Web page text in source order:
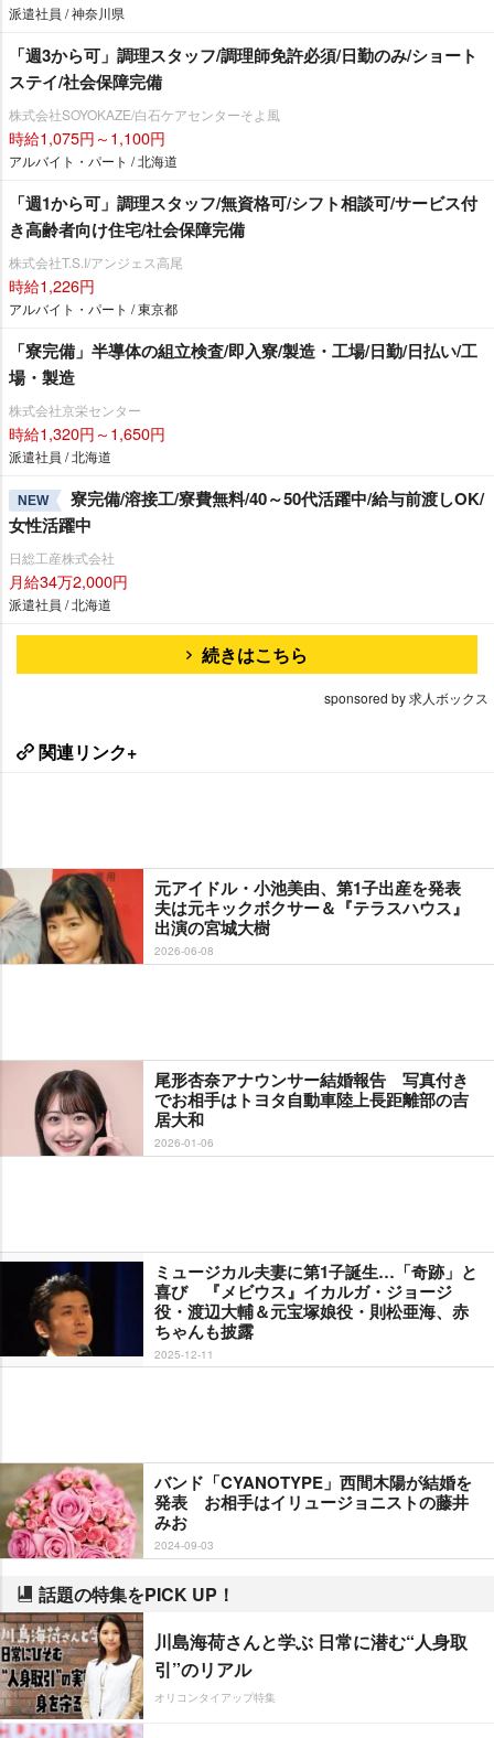
派遣社員 / 神奈川県
「週3から可」調理スタッフ/調理師免許必須/日勤のみ/ショート
ステイ/社会保障完備
株式会社SOYOKAZE/白石ケアセンターそよ風
時給1,075円～1,100円
アルバイト・パート / 北海道
「週1から可」調理スタッフ/無資格可/シフト相談可/サービス付
き高齢者向け住宅/社会保障完備
株式会社T.S.I/アンジェス高尾
時給1,226円
アルバイト・パート / 東京都
「寮完備」半導体の組立検査/即入寮/製造・工場/日勤/日払い/工
場・製造
株式会社京栄センター
時給1,320円～1,650円
派遣社員 / 北海道
NEW
寮完備/溶接工/寮費無料/40～50代活躍中/給与前渡しOK/
女性活躍中
日総工産株式会社
月給34万2,000円
派遣社員 / 北海道
続きはこちら
sponsored by 求人ボックス
関連リンク+
元アイドル・小池美由、第1子出産を発表
夫は元キックボクサー＆『テラスハウス』
出演の宮城大樹
2026-06-08
尾形杏奈アナウンサー結婚報告 写真付き
でお相手はトヨタ自動車陸上長距離部の吉
居大和
2026-01-06
ミュージカル夫妻に第1子誕生…「奇跡」と
喜び 『メビウス』イカルガ・ジョージ
役・渡辺大輔＆元宝塚娘役・則松亜海、赤
ちゃんも披露
2025-12-11
バンド「CYANOTYPE」西間木陽が結婚を
発表 お相手はイリュージョニストの藤井
みお
2024-09-03
話題の特集をPICK UP！
川島海荷さんと学ぶ 日常に潜む“人身取
引”のリアル
オリコンタイアップ特集